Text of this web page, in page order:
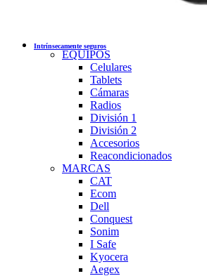
Intrínsecamente seguros
EQUIPOS
Celulares
Tablets
Cámaras
Radios
División 1
División 2
Accesorios
Reacondicionados
MARCAS
CAT
Ecom
Dell
Conquest
Sonim
I Safe
Kyocera
Aegex